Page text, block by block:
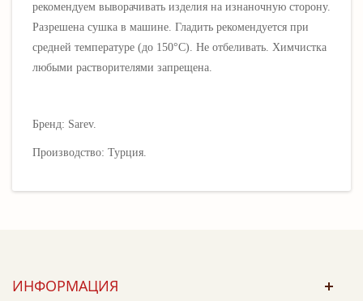
рекомендуем выворачивать изделия на изнаночную сторону.
Разрешена сушка в машине. Гладить рекомендуется при
средней температуре (до 150°C). Не отбеливать. Химчистка
любыми растворителями запрещена.
Бренд: Sarev.
Производство: Турция.
ИНФОРМАЦИЯ